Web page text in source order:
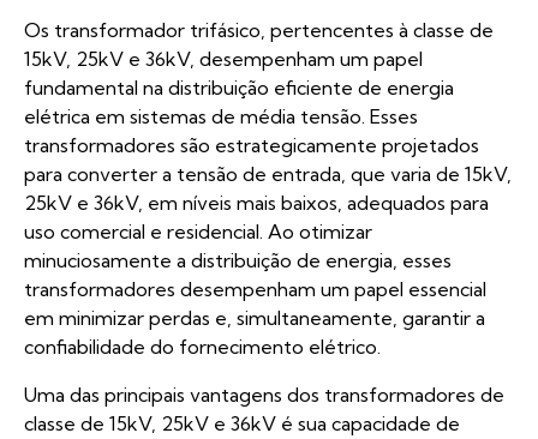
Os transformador trifásico, pertencentes à classe de
15kV, 25kV e 36kV, desempenham um papel
fundamental na distribuição eficiente de energia
elétrica em sistemas de média tensão. Esses
transformadores são estrategicamente projetados
para converter a tensão de entrada, que varia de 15kV,
25kV e 36kV, em níveis mais baixos, adequados para
uso comercial e residencial. Ao otimizar
minuciosamente a distribuição de energia, esses
transformadores desempenham um papel essencial
em minimizar perdas e, simultaneamente, garantir a
confiabilidade do fornecimento elétrico.
Uma das principais vantagens dos transformadores de
classe de 15kV, 25kV e 36kV é sua capacidade de